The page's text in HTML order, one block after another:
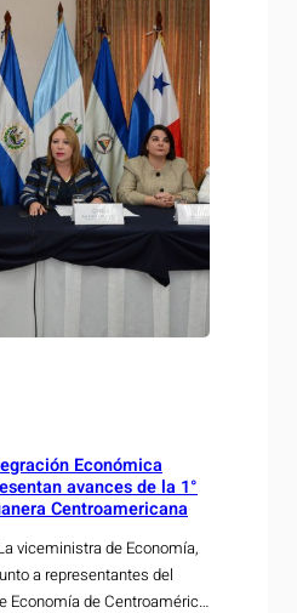
Económica
avances de la 1°
Centroamericana
viceministra de Economía,
a representantes del
Economía de Centroamérica